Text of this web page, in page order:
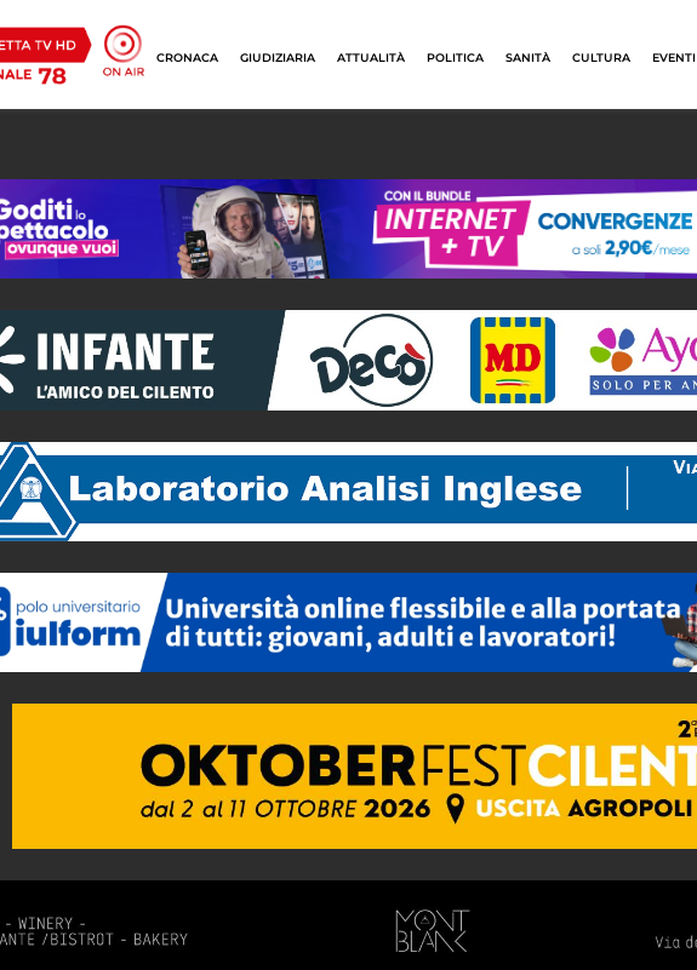
CRONACA GIUDIZIARIA ATTUALITÀ POLITICA SANITÀ CULTURA EVENTI